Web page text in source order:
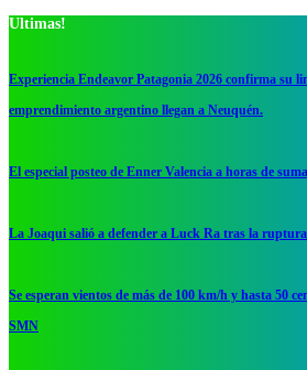
Ultimas!
Experiencia Endeavor Patagonia 2026 confirma su
emprendimiento argentino llegan a Neuquén.
El especial posteo de Enner Valencia a horas de
La Joaqui salió a defender a Luck Ra tras la
Se esperan vientos de más de 100 km/h y hasta 50
SMN